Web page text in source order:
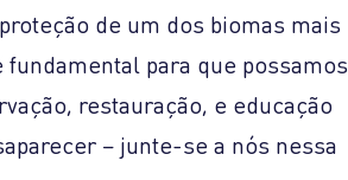
de um dos biomas mais
para que possamos
restauração, e educação
– junte-se a nós nessa